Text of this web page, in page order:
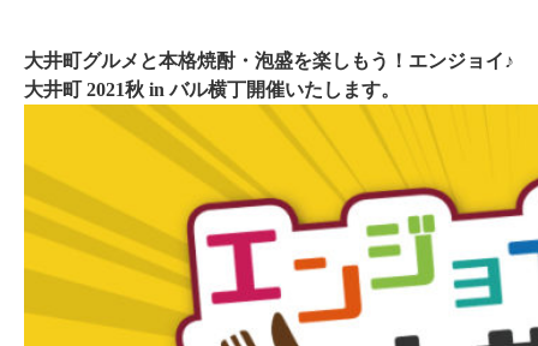
大井町グルメと本格焼酎・泡盛を楽しもう！エンジョイ♪
大井町 2021秋 in バル横丁開催いたします。